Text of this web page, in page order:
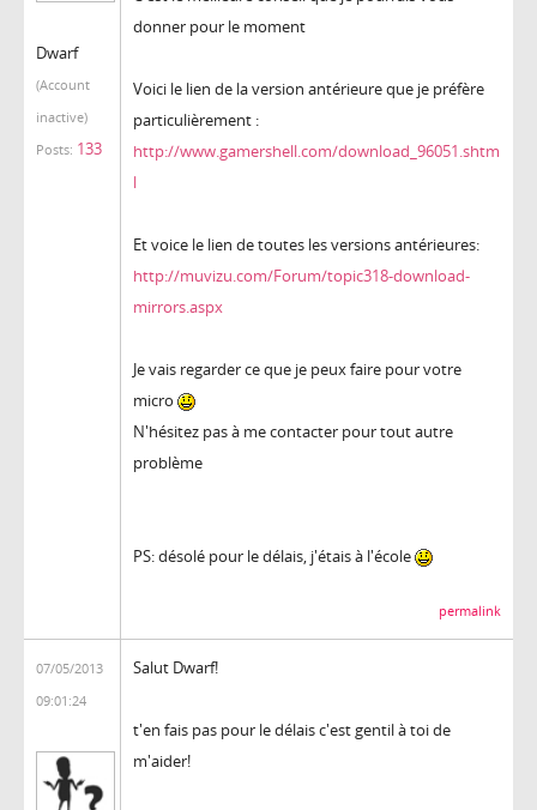
Dwarf
(Account
inactive)
Posts: 133
donner pour le moment
Voici le lien de la version antérieure que je préfère
particulièrement :
http://www.gamershell.com/download_96051.shtm
l
Et voice le lien de toutes les versions antérieures:
http://muvizu.com/Forum/topic318-download-
mirrors.aspx
Je vais regarder ce que je peux faire pour votre
micro
N'hésitez pas à me contacter pour tout autre
problème
PS: désolé pour le délais, j'étais à l'école
permalink
07/05/2013
09:01:24
Salut Dwarf!
t'en fais pas pour le délais c'est gentil à toi de
m'aider!